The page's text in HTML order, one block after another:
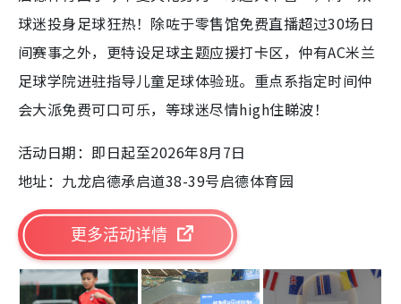
球迷投身足球狂热！除咗于零售馆免费直播超过30场日
间赛事之外，更特设足球主题应援打卡区，仲有AC米兰
足球学院进驻指导儿童足球体验班。重点系指定时间仲
会大派免费可口可乐，等球迷尽情high住睇波！
活动日期：即日起至2026年8月7日
地址：九龙启德承启道38-39号启德体育园
更多活动详情